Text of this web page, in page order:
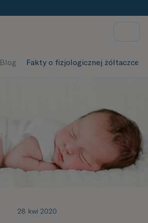
Blog Fakty o fizjologicznej żółtaczce
28 kwi 2020